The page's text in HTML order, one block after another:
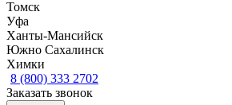
Томск
Уфа
Ханты-Мансийск
Южно Сахалинск
Химки
8 (800) 333 2702
Заказать звонок